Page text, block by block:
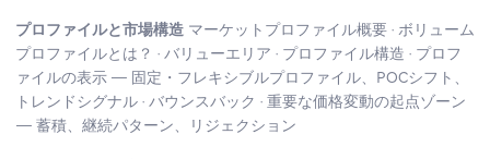
プロファイルと市場構造 マーケットプロファイル概要 · ボリューム
プロファイルとは？ · バリューエリア · プロファイル構造 · プロフ
ァイルの表示 — 固定・フレキシブルプロファイル、POCシフト、
トレンドシグナル · バウンスバック · 重要な価格変動の起点ゾーン
— 蓄積、継続パターン、リジェクション